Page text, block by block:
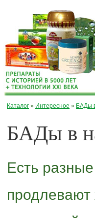
Каталог » Интересное » БАДы
БАДы в
Есть